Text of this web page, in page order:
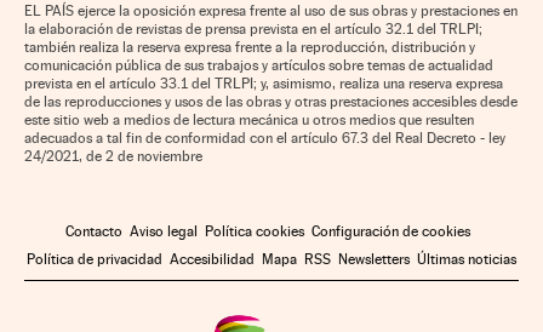
EL PAÍS ejerce la oposición expresa frente al uso de sus obras y prestaciones en
la elaboración de revistas de prensa prevista en el artículo 32.1 del TRLPI;
también realiza la reserva expresa frente a la reproducción, distribución y
comunicación pública de sus trabajos y artículos sobre temas de actualidad
prevista en el artículo 33.1 del TRLPI; y, asimismo, realiza una reserva expresa
de las reproducciones y usos de las obras y otras prestaciones accesibles desde
este sitio web a medios de lectura mecánica u otros medios que resulten
adecuados a tal fin de conformidad con el artículo 67.3 del Real Decreto - ley
24/2021, de 2 de noviembre
Contacto Aviso legal Política cookies Configuración de cookies
Política de privacidad Accesibilidad Mapa RSS Newsletters Últimas noticias